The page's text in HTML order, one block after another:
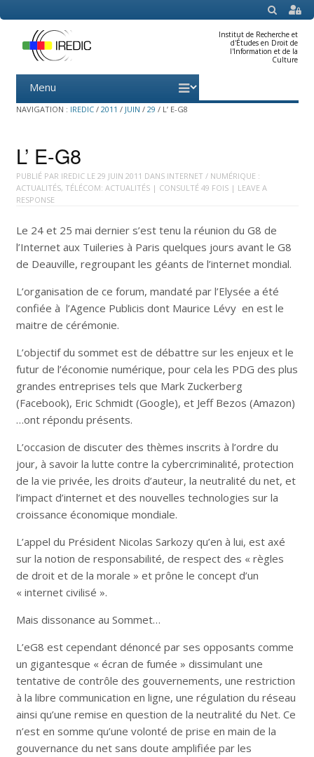
SEARCH
Institut de Recherche et
d'Études en Droit de
l'Information et de la
Culture
Menu
content
NAVIGATION : IREDIC / 2011 / JUIN / 29 / L’ E-G8
L’ E-G8
PUBLIÉ PAR IREDICLE 29 JUIN 2011 DANS INTERNET / NUMÉRIQUE :
ACTUALITÉS, TÉLÉCOM: ACTUALITÉS| CONSULTÉ 49 FOIS | LEAVE A
RESPONSE
Le 24 et 25 mai dernier s’est tenu la réunion du G8 de
l’Internet aux Tuileries à Paris quelques jours avant le G8
de Deauville, regroupant les géants de l’internet mondial.
L’organisation de ce forum, mandaté par l’Elysée a été
confiée à l’Agence Publicis dont Maurice Lévy en est le
maitre de cérémonie.
L’objectif du sommet est de débattre sur les enjeux et le
futur de l’économie numérique, pour cela les PDG des plus
grandes entreprises tels que Mark Zuckerberg
(Facebook), Eric Schmidt (Google), et Jeff Bezos (Amazon)
…ont répondu présents.
L’occasion de discuter des thèmes inscrits à l’ordre du
jour, à savoir la lutte contre la cybercriminalité, protection
de la vie privée, les droits d’auteur, la neutralité du net, et
l’impact d’internet et des nouvelles technologies sur la
croissance économique mondiale.
L’appel du Président Nicolas Sarkozy qu’en à lui, est axé
sur la notion de responsabilité, de respect des « règles
de droit et de la morale » et prône le concept d’un
« internet civilisé ».
Mais dissonance au Sommet…
L’eG8 est cependant dénoncé par ses opposants comme
un gigantesque « écran de fumée » dissimulant une
tentative de contrôle des gouvernements, une restriction
à la libre communication en ligne, une régulation du réseau
ainsi qu’une remise en question de la neutralité du Net. Ce
n’est en somme qu’une volonté de prise en main de la
gouvernance du net sans doute amplifiée par les